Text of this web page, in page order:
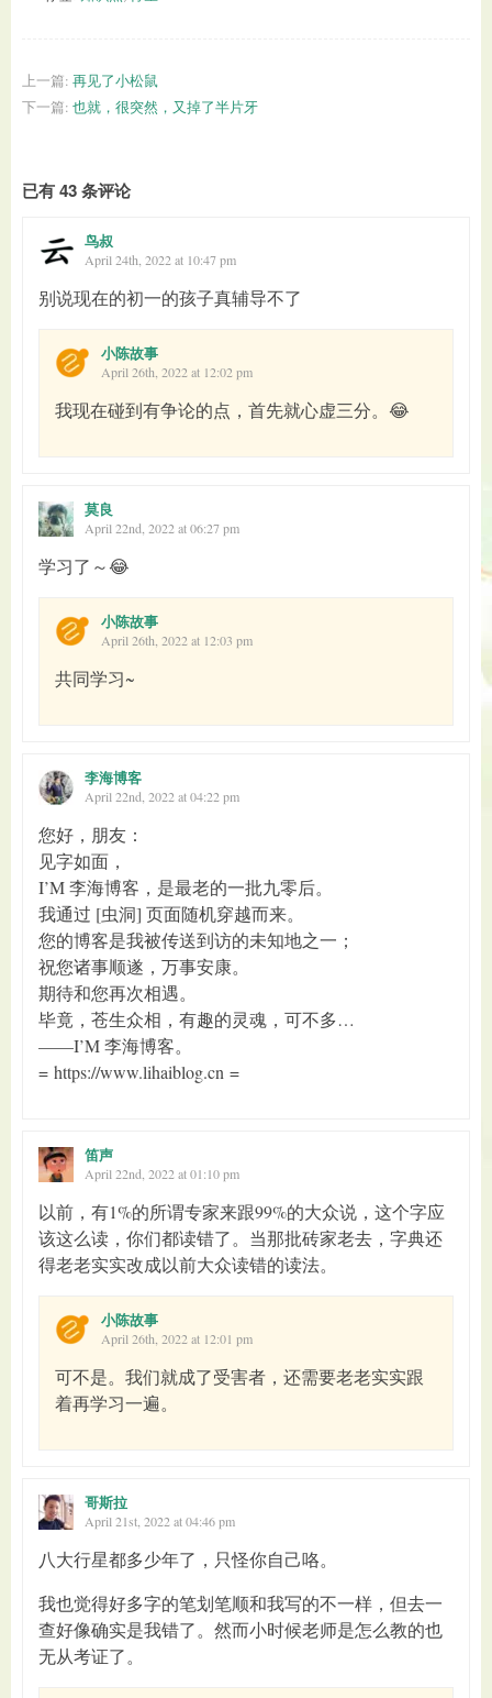
上一篇: 再见了小松鼠
下一篇: 也就，很突然，又掉了半片牙
已有 43 条评论
鸟叔
April 24th, 2022 at 10:47 pm
别说现在的初一的孩子真辅导不了
小陈故事
April 26th, 2022 at 12:02 pm
我现在碰到有争论的点，首先就心虚三分。😂
莫良
April 22nd, 2022 at 06:27 pm
学习了～😂
小陈故事
April 26th, 2022 at 12:03 pm
共同学习~
李海博客
April 22nd, 2022 at 04:22 pm
您好，朋友：
见字如面，
I’M 李海博客，是最老的一批九零后。
我通过 [虫洞] 页面随机穿越而来。
您的博客是我被传送到访的未知地之一；
祝您诸事顺遂，万事安康。
期待和您再次相遇。
毕竟，苍生众相，有趣的灵魂，可不多…
——I’M 李海博客。
= https://www.lihaiblog.cn =
笛声
April 22nd, 2022 at 01:10 pm
以前，有1%的所谓专家来跟99%的大众说，这个字应
该这么读，你们都读错了。当那批砖家老去，字典还
得老老实实改成以前大众读错的读法。
小陈故事
April 26th, 2022 at 12:01 pm
可不是。我们就成了受害者，还需要老老实实跟
着再学习一遍。
哥斯拉
April 21st, 2022 at 04:46 pm
八大行星都多少年了，只怪你自己咯。
我也觉得好多字的笔划笔顺和我写的不一样，但去一
查好像确实是我错了。然而小时候老师是怎么教的也
无从考证了。